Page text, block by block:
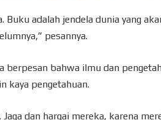
Buku adalah jendela dunia yang
pesannya.
berpesan bahwa ilmu dan
kaya pengetahuan.
dan hargai mereka, karena